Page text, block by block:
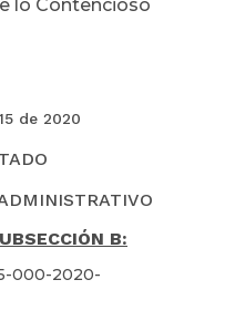
lo Contencioso
de 2020
B:
000-2020-